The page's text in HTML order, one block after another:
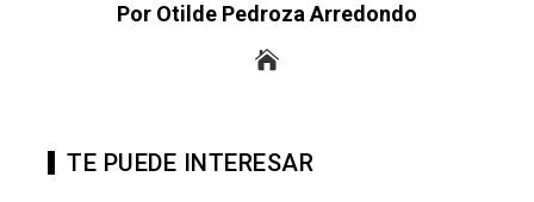
Por Otilde Pedroza Arredondo
TE PUEDE INTERESAR